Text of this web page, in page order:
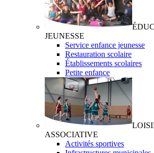
JEUNESSE
Service enfance jeunesse
Restauration scolaire
Établissements scolaires
Petite enfance
ASSOCIATIVE
Activités sportives